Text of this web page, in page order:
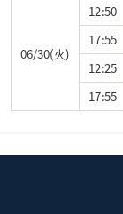
06/30(火)
12:50
17:55
12:25
17:55